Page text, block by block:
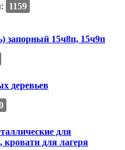
1159
запорный 15ч8п, 15ч9п
деревьев
для
кровати для лагеря